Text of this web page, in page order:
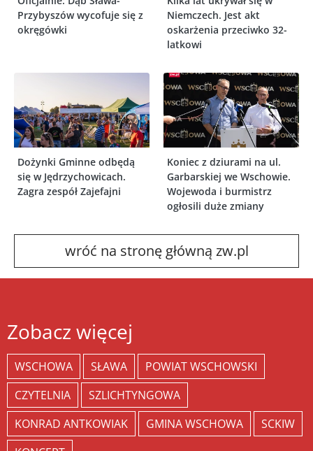
Przybyszów wycofuje się z
okręgówki
Niemczech. Jest akt
oskarżenia przeciwko 32-
latkowi
Dożynki Gminne odbędą
się w Jędrzychowicach.
Zagra zespół Zajefajni
Koniec z dziurami na ul.
Garbarskiej we Wschowie.
Wojewoda i burmistrz
ogłosili duże zmiany
wróć na stronę główną zw.pl
Zobacz więcej
WSCHOWA SŁAWA
POWIAT WSCHOWSKI
CZYTELNIA
SZLICHTYNGOWA
KONRAD ANTKOWIAK
GMINA WSCHOWA
SCKIW